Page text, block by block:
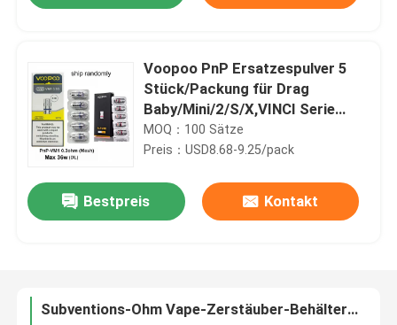
Haus
Produkte
Videos
Fabrik-Ausflug
Voopoo PnP Ersatzespulver 5
Stück/Packung für Drag
Baby/Mini/2/S/X,VINCI Serie
Kit,Argus Pro,PnP 20/22,V.SUIT
MOQ：100 Sätze
Preis：USD8.68-9.25/pack
Bestpreis Kontakt
Asmouds Anani V2 Zerstäuber MTL Rta 22mm Vape Pen Atomizer Tank Rebuildable Tank